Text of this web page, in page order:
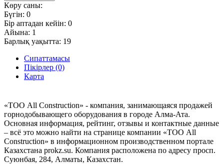
Көру саны:
Бүгін: 0
Бір аптадан кейін: 0
Айына: 1
Барлық уақытта: 19
Сипаттамасы
Пікірлер (0)
Карта
«ТОО All Construction» - компания, занимающаяся продажей
горнодобывающего оборудования в городе Алма-Ата.
Основная информация, рейтинг, отзывы и контактные данные
– всё это можно найти на странице компании «ТОО All
Construction» в информационном производственном портале
Казахстана prokz.su. Компания расположена по адресу просп.
Суюнбая, 284, Алматы, Казахстан.